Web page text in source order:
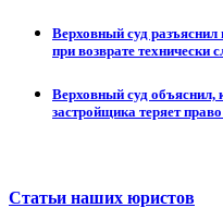
Верховный суд
при возврате технически
Верховный суд объяснил,
застройщика теряет
Статьи наших юристов